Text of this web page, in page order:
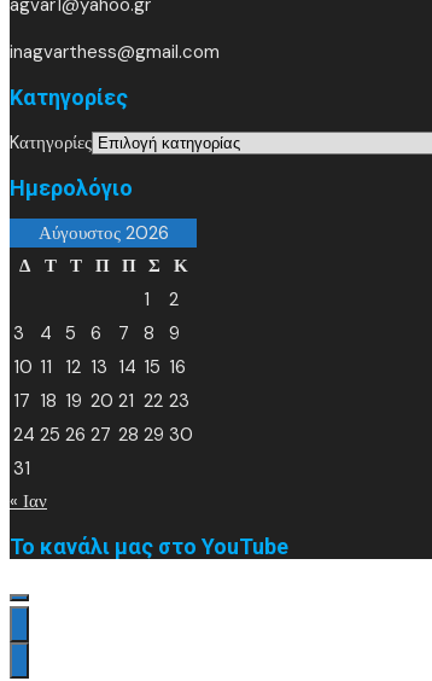
inagvarthess@gmail.com
Kατηγορίες
Kατηγορίες
Ημερολόγιο
Αύγουστος 2026
Δ
Τ Τ Π Π Σ Κ
1
2
3
4 5 6 7 8
9
10 11 12 13 14 15 16
17 18 19 20 21 22 23
24 25 26 27 28 29 30
31
« Ιαν
Το κανάλι μας στο YouTube